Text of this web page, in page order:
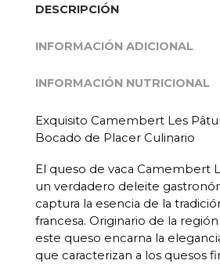
DESCRIPCIÓN
INFORMACIÓN ADICIONAL
INFORMACIÓN NUTRICIONAL
Exquisito Camembert Les
Bocado de Placer Culinario
El queso de vaca Camembert
un verdadero deleite
captura la esencia de la
francesa. Originario de la
este queso encarna la
que caracterizan a los quesos